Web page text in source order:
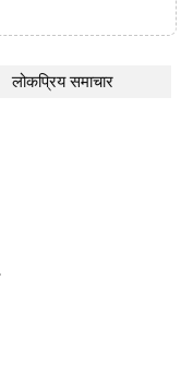
लोकप्रिय समाचार